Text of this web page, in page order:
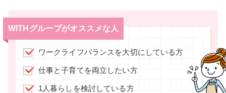
WITHグループがオススメな人
ワークライフバランスを大切にしている方
仕事と子育てを両立したい方
1人暮らしを検討している方